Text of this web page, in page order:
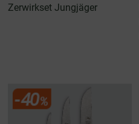
Zerwirkset Jungjäger